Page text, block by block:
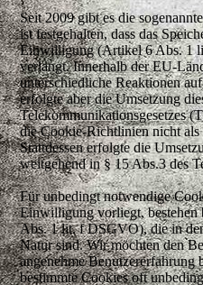
Seit 2009 gibt es die
ist festgehalten, dass das
Einwilligung (Artikel 6 Abs. 1
verlangt. Innerhalb der EU-
unterschiedliche Reaktionen
erfolgte aber die Umsetzung
Telekommunikationsgesetzes
die Cookie-Richtlinien nicht als
Stattdessen erfolgte die
weitgehend in § 15 Abs.3 des
Für unbedingt notwendige
Einwilligung vorliegt, bestehen
Abs. 1 lit. f DSGVO), die in
Natur sind. Wir möchten den
angenehme Benutzererfahrung
bestimmte Cookies oft